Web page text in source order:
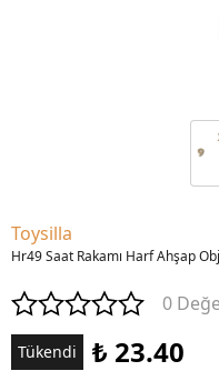
Toysilla
Hr49 Saat Rakamı Harf Ahşap
0
Tükendi ₺ 23.40